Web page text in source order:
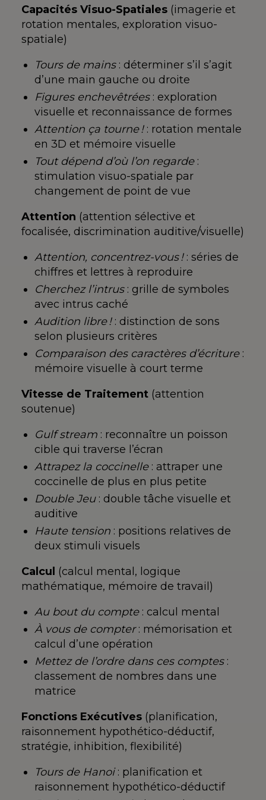
Capacités Visuo-Spatiales(imagerie et
rotation mentales, exploration visuo-
spatiale)
Tours de mains: déterminer s’ils’agit
d’une main gauche ou droite
Figures enchevêtrées: exploration
visuelle et reconnaissance de formes
Attention ça tourne !: rotation mentale
en 3D et mémoirevisuelle
Tout dépend d’où l’on regarde:
stimulation visuo-spatiale par
changement de point de vue
Attention (attention sélective et
focalisée, discrimination auditive/visuelle)
Attention, concentrez-vous !: séries de
chiffres et lettres à reproduire
Cherchez l’intrus: grille desymboles
avec intrus caché
Audition libre !: distinction desons
selon plusieurs critères
Comparaison des caractères d’écriture :
mémoire visuelle à court terme
Vitesse de Traitement(attention
soutenue)
Gulf stream : reconnaître un poisson
cible qui traverse l’écran
Attrapez la coccinelle: attraper une
coccinelle de plus en plus petite
Double Jeu: double tâche visuelle et
auditive
Haute tension : positions relatives de
deuxstimuli visuels
Calcul (calcul mental, logique
mathématique, mémoire de travail)
Au bout du compte : calcul mental
À vous de compter: mémorisation et
calcul d’une opération
Mettez de l’ordre dans ces comptes:
classement de nombres dans une
matrice
Fonctions Exécutives (planification,
raisonnement hypothético-déductif,
stratégie, inhibition, flexibilité)
Tours de Hanoi: planification et
raisonnement hypothético-déductif